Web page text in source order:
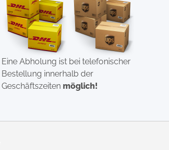
Eine Abholung ist bei telefonischer
Bestellung innerhalb der
Geschäftszeiten möglich!